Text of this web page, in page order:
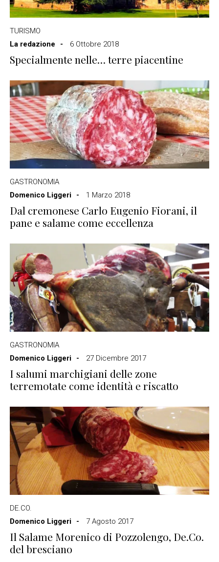
TURISMO
La redazione
6 Ottobre 2018
Specialmente nelle… terre piacentine
GASTRONOMIA
Domenico Liggeri
1 Marzo 2018
Dal cremonese Carlo Eugenio Fiorani, il
pane e salame come eccellenza
GASTRONOMIA
Domenico Liggeri
27 Dicembre 2017
I salumi marchigiani delle zone
terremotate come identità e riscatto
DE.CO.
Domenico Liggeri
7 Agosto 2017
Il Salame Morenico di Pozzolengo, De.Co.
del bresciano